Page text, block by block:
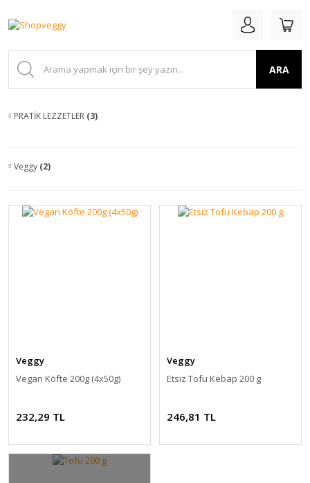
ARA
PRATİK LEZZETLER (3)
Veggy (2)
Veggy
Vegan Köfte 200g (4x50g)
232,29 TL
Veggy
Etsiz Tofu Kebap 200 g
246,81 TL